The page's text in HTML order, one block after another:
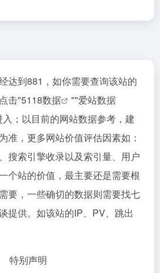
达到881，如你需要查询该站的
击"5118数据 ""爱站数据
入；以目前的网站数据参考，建
准，更多网站价值评估因素如：
搜索引擎收录以及索引量、用户
个站的价值，最主要还是需要根
要，一些确切的数据则需要找七
提供。如该站的IP、PV、跳出
特别声明